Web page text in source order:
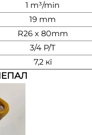
1 m³/min
19 mm
R26 x 80mm
3/4 P/T
7,2 кг